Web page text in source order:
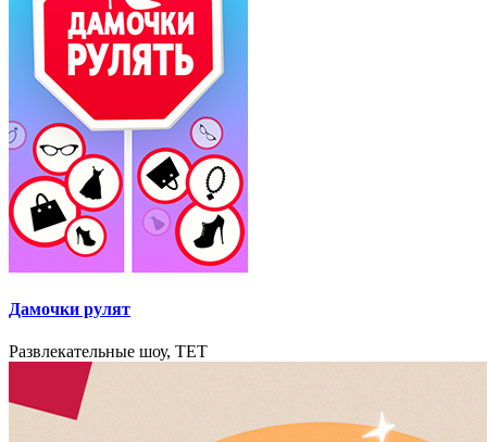
Дамочки рулят
Развлекательные шоу, TET